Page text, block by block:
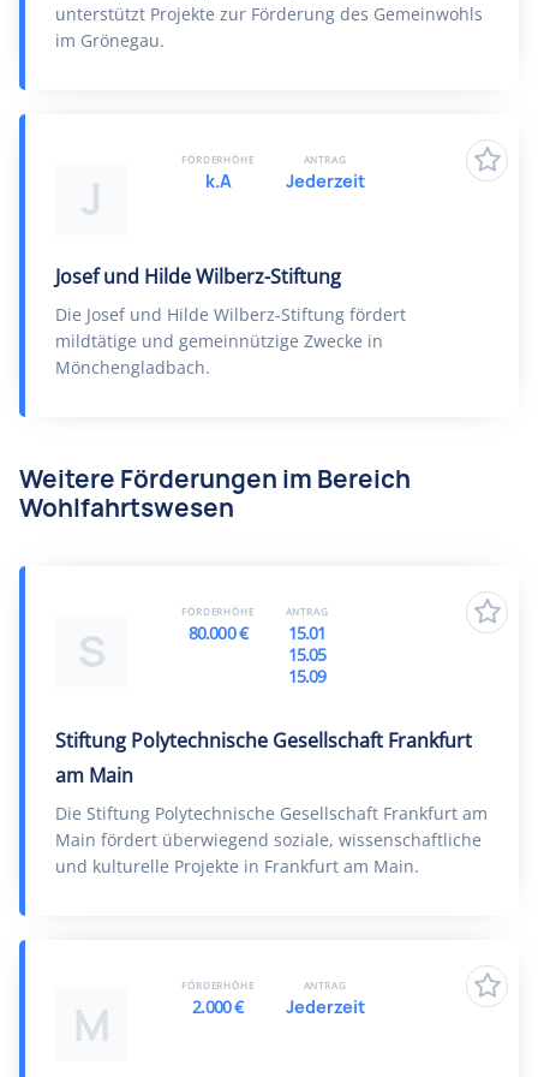
unterstützt Projekte zur Förderung des Gemeinwohls
im Grönegau.
J
Josef und Hilde Wilberz-Stiftung
Die Josef und Hilde Wilberz-Stiftung fördert
mildtätige und gemeinnützige Zwecke in
Mönchengladbach.
FÖRDERHÖHE
k.A
ANTRAG
Jederzeit
Weitere Förderungen im Bereich
Wohlfahrtswesen
S
Stiftung Polytechnische Gesellschaft Frankfurt
am Main
Die Stiftung Polytechnische Gesellschaft Frankfurt am
Main fördert überwiegend soziale, wissenschaftliche
und kulturelle Projekte in Frankfurt am Main.
FÖRDERHÖHE
80.000 €
ANTRAG
15.01
15.05
15.09
M
FÖRDERHÖHE
2.000 €
ANTRAG
Jederzeit